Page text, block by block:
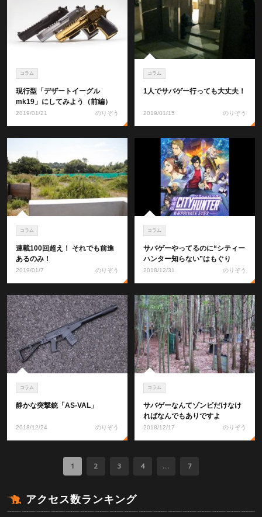
コラム
現行型「デザートイーグル
mk19」にしてみよう（前編）
2019/01/21 のりぞう
コラム
1人でサバゲー行っても大丈夫！
2019/01/15 のりぞう
コラム
連載100回超え！ それでも前進
あるのみ！
2019/01/7 のりぞう
コラム
サバゲーやってるのに“シティー
ハンター知らない”はもぐり
2018/12/31 のりぞう
コラム
静かな突撃銃「AS-VAL」
2018/12/24 のりぞう
コラム
サバゲーなんてゾンビだけなけ
ればなんでもありですよ
2018/12/17 のりぞう
1 2 3 4 ... 7
アクセス数ランキング